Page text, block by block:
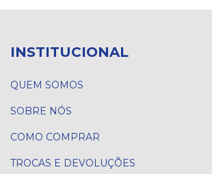
INSTITUCIONAL
QUEM SOMOS
SOBRE NÓS
COMO COMPRAR
TROCAS E DEVOLUÇÕES